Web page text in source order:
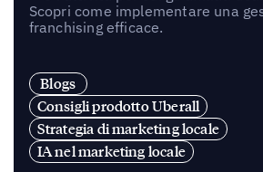
Scopri come implementare una
franchising efficace.
Blogs
Consigli prodotto Uberall
Strategia di marketing locale
IA nel marketing locale